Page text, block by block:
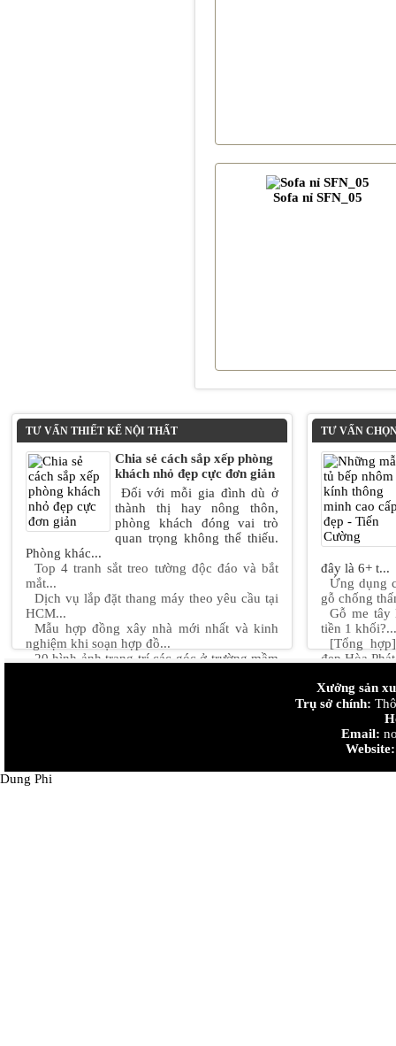
Sofa nỉ SFN_05
TƯ VẤN THIẾT KẾ NỘI THẤT
Chia sẻ cách sắp xếp phòng
khách nhỏ đẹp cực đơn giản
Đối với mỗi gia đình dù ở
thành thị hay nông thôn,
phòng khách đóng vai trò
quan trọng không thể thiếu.
Phòng khác...
Top 4 tranh sắt treo tường độc đáo và bắt
mắt...
Dịch vụ lắp đặt thang máy theo yêu cầu tại
HCM...
Mẫu hợp đồng xây nhà mới nhất và kinh
nghiệm khi soạn hợp đồ...
20 hình ảnh trang trí các góc ở trường mầm
TƯ VẤN
đây là 6+ t...
Ứng dụng
gỗ chống
Gỗ me tây
tiền 1 khối?...
[Tổng
đẹp Hòa
bê tông...
Thiết kế
Cách
trong nhà...
Xưởng sản
Trụ sở chính:
Email:
Website:
Dung Phi